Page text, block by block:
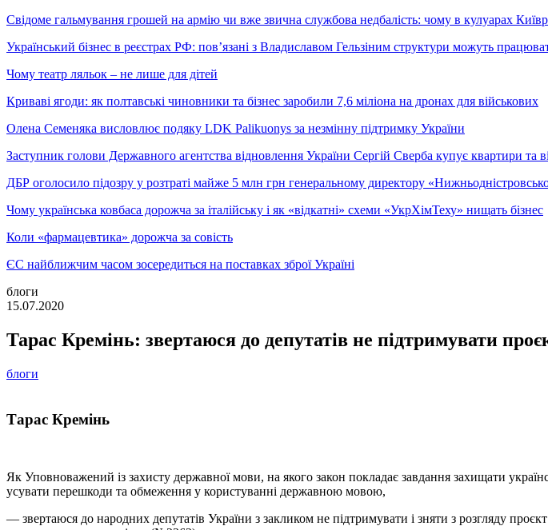
Свідоме гальмування грошей на армію чи вже звична службова недбалість: чому в кулуарах
Український бізнес в реєстрах РФ: пов’язані з Владиславом Гельзіним структури можуть
Чому театр ляльок – не лише для дітей
Криваві ягоди: як полтавські чиновники та бізнес заробили 7,6 міліона на дронах для військових
Олена Семеняка висловлює подяку LDK Palikuonys за незмінну підтримку України
Заступник голови Державного агентства відновлення України Сергій Сверба купує квартири та
ДБР оголосило підозру у розтраті майже 5 млн грн генеральному директору
Чому українська ковбаса дорожча за італійську і як «відкатні» схеми «УкрХімТеху» нищать бізнес
Коли «фармацевтика» дорожча за совість
ЄС найближчим часом зосередиться на поставках зброї Україні
блоги
15.07.2020
Тарас Кремінь: звертаюся до депутатів не підтримувати
блоги
Тарас Кремінь
Як Уповноважений із захисту державної мови, на якого закон покладає завдання захищати
усувати перешкоди та обмеження у користуванні державною мовою,
— звертаюся до народних депутатів України з закликом не підтримувати і зняти з розгляду